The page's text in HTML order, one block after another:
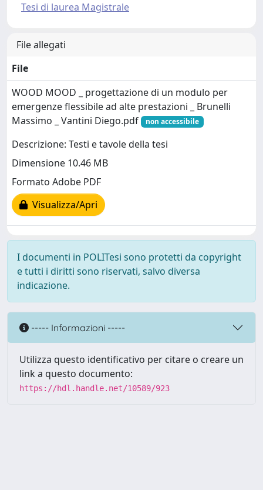
Tesi di laurea Magistrale
File allegati
File
WOOD MOOD _ progettazione di un modulo per
emergenze flessibile ad alte prestazioni _ Brunelli
Massimo _ Vantini Diego.pdf
non accessibile
Descrizione: Testi e tavole della tesi
Dimensione 10.46 MB
Formato Adobe PDF
Visualizza/Apri
I documenti in POLITesi sono protetti da copyright
e tutti i diritti sono riservati, salvo diversa
indicazione.
----- Informazioni -----
Utilizza questo identificativo per citare o creare un
link a questo documento:
https://hdl.handle.net/10589/923